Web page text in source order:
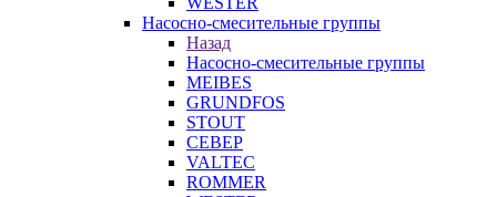
Насосно-смесительные группы
Назад
Насосно-смесительные группы
MEIBES
GRUNDFOS
STOUT
СЕВЕР
VALTEC
ROMMER